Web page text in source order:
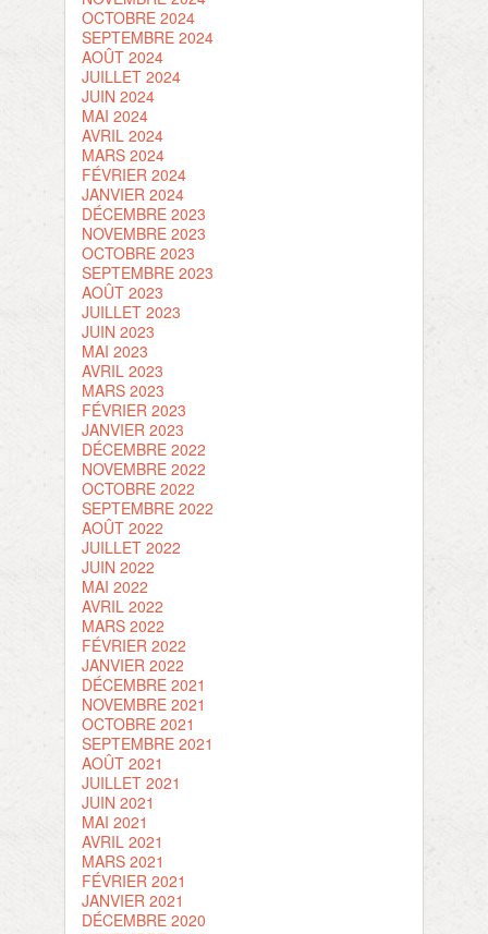
OCTOBRE 2024
SEPTEMBRE 2024
AOÛT 2024
JUILLET 2024
JUIN 2024
MAI 2024
AVRIL 2024
MARS 2024
FÉVRIER 2024
JANVIER 2024
DÉCEMBRE 2023
NOVEMBRE 2023
OCTOBRE 2023
SEPTEMBRE 2023
AOÛT 2023
JUILLET 2023
JUIN 2023
MAI 2023
AVRIL 2023
MARS 2023
FÉVRIER 2023
JANVIER 2023
DÉCEMBRE 2022
NOVEMBRE 2022
OCTOBRE 2022
SEPTEMBRE 2022
AOÛT 2022
JUILLET 2022
JUIN 2022
MAI 2022
AVRIL 2022
MARS 2022
FÉVRIER 2022
JANVIER 2022
DÉCEMBRE 2021
NOVEMBRE 2021
OCTOBRE 2021
SEPTEMBRE 2021
AOÛT 2021
JUILLET 2021
JUIN 2021
MAI 2021
AVRIL 2021
MARS 2021
FÉVRIER 2021
JANVIER 2021
DÉCEMBRE 2020